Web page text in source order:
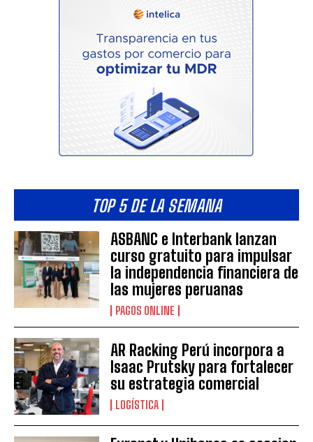
TOP 5 DE LA SEMANA
ASBANC e Interbank lanzan
curso gratuito para impulsar
la independencia financiera de
las mujeres peruanas
PAGOS ONLINE
AR Racking Perú incorpora a
Isaac Prutsky para fortalecer
su estrategia comercial
LOGÍSTICA